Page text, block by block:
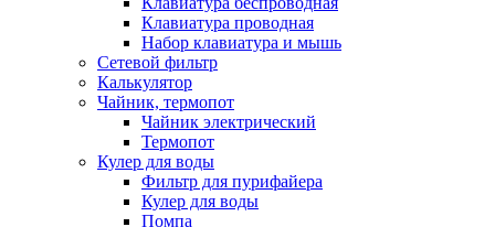
Клавиатура проводная
Набор клавиатура и мышь
Сетевой фильтр
Калькулятор
Чайник, термопот
Чайник электрический
Термопот
Кулер для воды
Фильтр для пурифайера
Кулер для воды
Помпа